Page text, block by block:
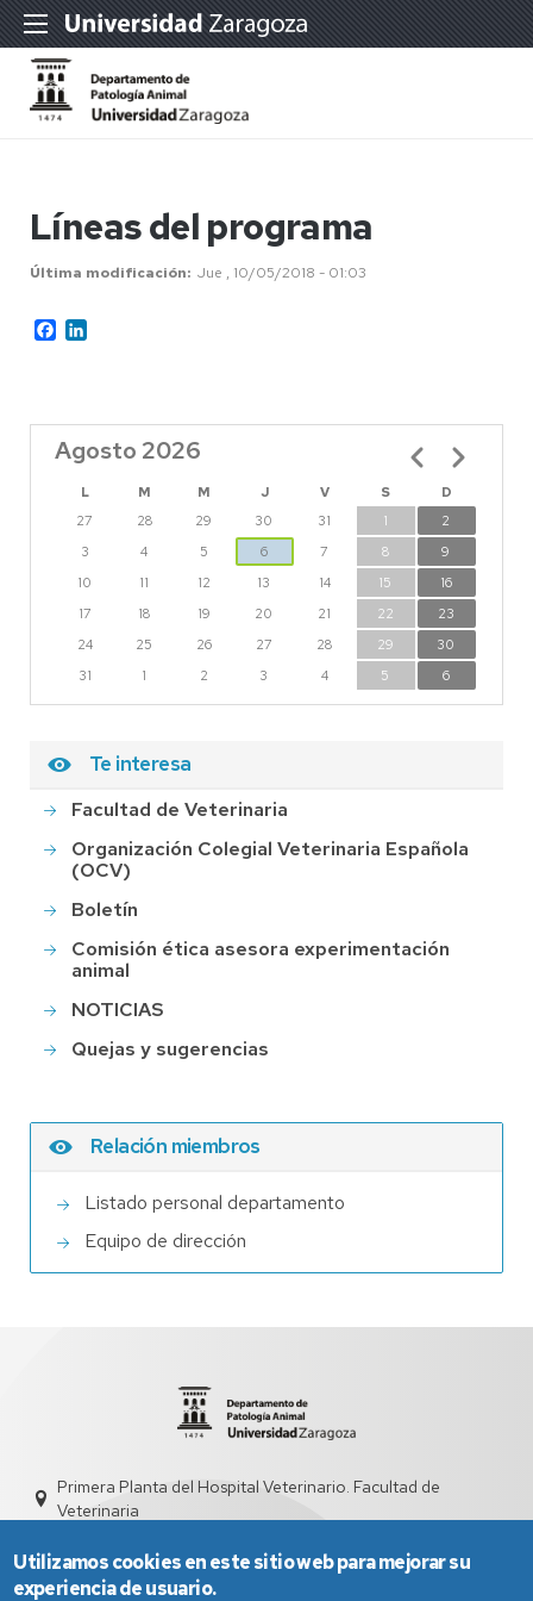
Líneas del programa
Última modificación Jue , 10/05/2018 - 01:03
Facebook
Agosto 2026
L M M J V S
D
27
28 29 30 31 1
2
3
4 5 6 7 8
9
10
11 12 13 14 15
16
17
18 19 20 21 22
23
24
25 26 27 28 29
30
31
1 2 3 4 5 6
Paginación
Te interesa
Facultad de Veterinaria
Organización Colegial Veterinaria Española
(OCV)
Boletín
Comisión ética asesora experimentación
animal
NOTICIAS
Quejas y sugerencias
Relación miembros
Listado personal departamento
Equipo de dirección
Primera Planta del Hospital Veterinario. Facultad de
Veterinaria
Utilizamos cookies en este sitio web para mejorar su
experiencia de usuario.